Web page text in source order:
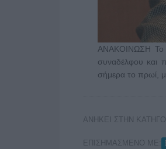
ΑΝΑΚΟΙΝΩΣΗ Το
συναδέλφου και
σήμερα το πρωί,
ΑΝΗΚΕΙ ΣΤΗΝ
ΕΠΙΣΗΜΑΣΜΕΝΟ ΜΕ: